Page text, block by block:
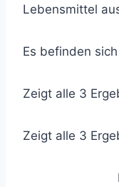
Lebensmittel
Es befinden
Zeigt alle 3
Zeigt alle 3